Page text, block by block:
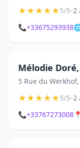
★★★★★5/5•2
📞+33675293938
Mélodie
5 Rue du
★★★★★5/5•2
📞+33767273008 📍